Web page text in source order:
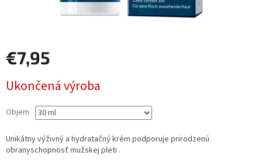
€7,95
cena:
Ukončená výroba
Objem
Unikátny výživný a hydratačný krém podporuje prirodzenú
obranyschopnosť mužskej pleti .